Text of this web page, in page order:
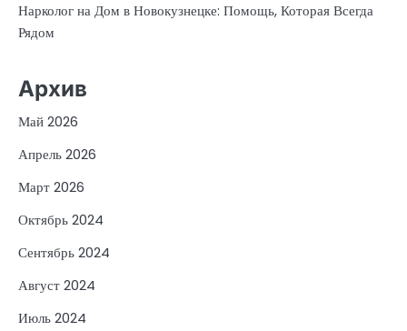
Нарколог на Дом в Новокузнецке: Помощь, Которая Всегда
Рядом
Архив
Май 2026
Апрель 2026
Март 2026
Октябрь 2024
Сентябрь 2024
Август 2024
Июль 2024